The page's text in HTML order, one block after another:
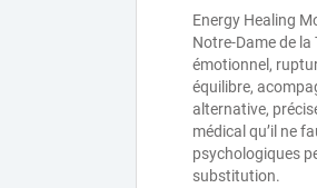
Energy Healing
Notre-Dame de
émotionnel,
équilibre,
alternative,
médical qu’il ne
psychologiques
substitution.